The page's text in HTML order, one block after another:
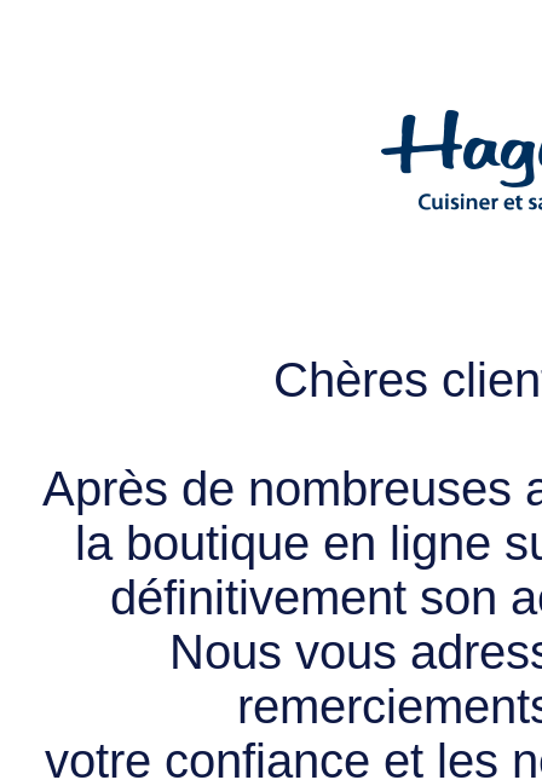
Chères
Après de nombreuses
la boutique en ligne
définitivement son
Nous vous
votre confiance et les